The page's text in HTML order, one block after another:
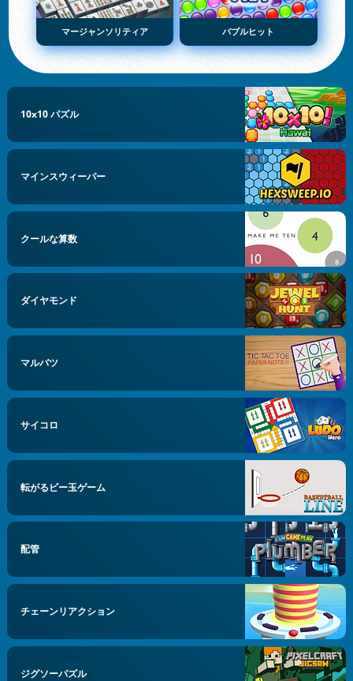
マージャンソリティア バブルヒット
10x10 パズル
マインスウィーパー
クールな算数
ダイヤモンド
マルバツ
サイコロ
転がるビー玉ゲーム
配管
チェーンリアクション
ジグソーパズル